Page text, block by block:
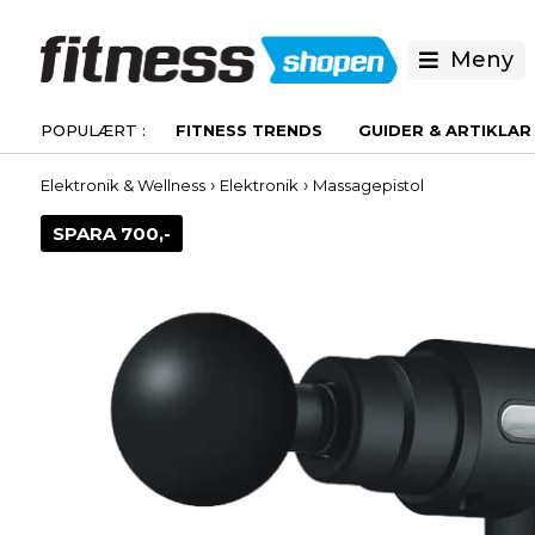
Meny
FITNESS TRENDS GUIDER & ARTIKLAR
Elektronik & Wellness› Elektronik› Massagepistol
SPARA 700,-